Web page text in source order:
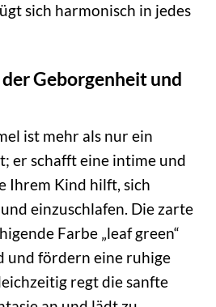
sich harmonisch in jedes
Geborgenheit und
ist mehr als nur ein
er schafft eine intime und
Ihrem Kind hilft, sich
einzuschlafen. Die zarte
Farbe „leaf green“
und fördern eine ruhige
regt die sanfte